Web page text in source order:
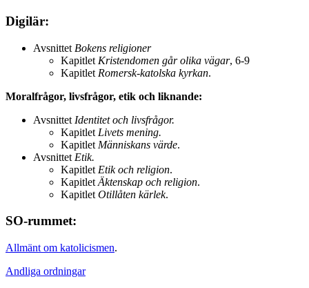
Digilär:
Avsnittet Bokens religioner
Kapitlet Kristendomen går olika vägar, 6-9
Kapitlet Romersk-katolska kyrkan.
Moralfrågor, livsfrågor, etik och liknande:
Avsnittet Identitet och livsfrågor.
Kapitlet Livets mening.
Kapitlet Människans värde.
Avsnittet Etik.
Kapitlet Etik och religion.
Kapitlet Äktenskap och religion.
Kapitlet Otillåten kärlek.
SO-rummet:
Allmänt om katolicismen.
Andliga ordningar